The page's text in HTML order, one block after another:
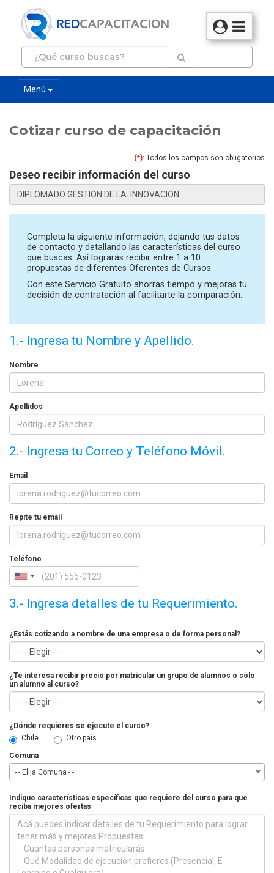
Menú
Cotizar curso de capacitación
(*): Todos los campos son obligatorios
Deseo recibir información del curso
Completa la siguiente información, dejando tus datos
de contacto y detallando las características del curso
que buscas. Así lograrás recibir entre 1 a 10
propuestas de diferentes Oferentes de Cursos.
Con este Servicio Gratuito ahorras tiempo y mejoras tu
decisión de contratación al facilitarte la comparación.
1.- Ingresa tu Nombre y Apellido.
Nombre
Apellidos
2.- Ingresa tu Correo y Teléfono Móvil.
Email
Repite tu email
Teléfono
3.- Ingresa detalles de tu Requerimiento.
¿Estás cotizando a nombre de una empresa o de forma personal?
¿Te interesa recibir precio por matricular un grupo de alumnos o sólo
un alumno al curso?
¿Dónde requieres se ejecute el curso?
Chile
Otro país
Comuna
- - Elija Comuna - -
Indique características específicas que requiere del curso para que
reciba mejores ofertas